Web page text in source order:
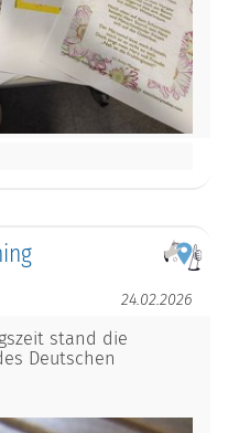
24.02.2026
stand die
Deutschen